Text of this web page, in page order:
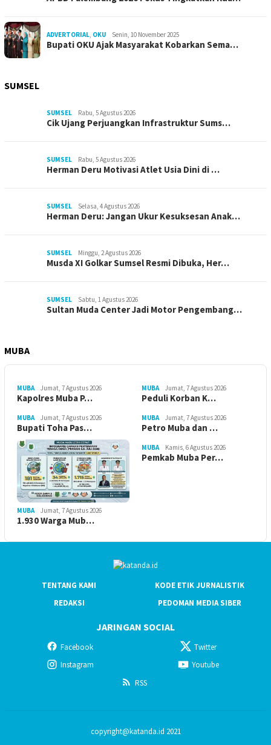
ADVERTORIAL, OKU Senin, 10 November 2025
Bupati OKU Ajak Masyarakat Kobarkan Sema…
SUMSEL
SUMSEL Rabu, 5 Agustus 2026
Cik Ujang Perjuangkan Infrastruktur Sums…
SUMSEL Rabu, 5 Agustus 2026
Herman Deru Motivasi Atlet Usia Dini di …
SUMSEL Selasa, 4 Agustus 2026
Herman Deru: Jangan Ukur Kesuksesan Anak…
SUMSEL Minggu, 2 Agustus 2026
Musda XI Golkar Sumsel Resmi Dibuka, Her…
SUMSEL Sabtu, 1 Agustus 2026
Sultan Muda Center Jadi Motor Pengembang…
MUBA
MUBA Jumat, 7 Agustus 2026
Kapolres Muba P…
MUBA Jumat, 7 Agustus 2026
Peduli Korban K…
MUBA Jumat, 7 Agustus 2026
Bupati Toha Pas…
MUBA Jumat, 7 Agustus 2026
Petro Muba dan …
MUBA Jumat, 7 Agustus 2026
1.930 Warga Mub…
MUBA Kamis, 6 Agustus 2026
Pemkab Muba Per…
TENTANG KAMI
KODE ETIK JURNALISTIK
REDAKSI
PEDOMAN MEDIA SIBER
JARINGAN SOCIAL
Facebook
Twitter
Instagram
Youtube
RSS
copyright@katanda.id 2021